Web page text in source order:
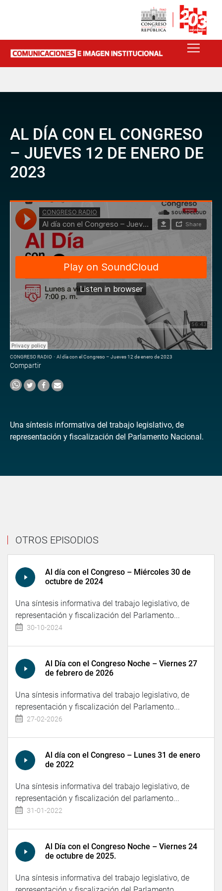
AL DÍA CON EL CONGRESO
– JUEVES 12 DE ENERO DE
2023
CONGRESO RADIO · Al día con el Congreso – Jueves 12 de enero de 2023
Compartir
Una síntesis informativa del trabajo legislativo, de
representación y fiscalización del Parlamento Nacional.
OTROS EPISODIOS
Al día con el Congreso – Miércoles 30 de
octubre de 2024
Una síntesis informativa del trabajo legislativo, de
representación y fiscalización del Parlamento...
30-10-2024
Al Día con el Congreso Noche – Viernes 27
de febrero de 2026
Una síntesis informativa del trabajo legislativo, de
representación y fiscalización del Parlamento...
27-02-2026
Al día con el Congreso – Lunes 31 de enero
de 2022
Una síntesis informativa del trabajo legislativo, de
representación y fiscalización del parlamento...
31-01-2022
Al Día con el Congreso Noche – Viernes 24
de octubre de 2025.
Una síntesis informativa del trabajo legislativo, de